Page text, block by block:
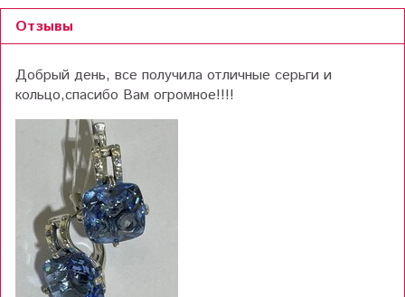
Отзывы
Добрый день, все получила отличные серьги и
кольцо,спасибо Вам огромное!!!!